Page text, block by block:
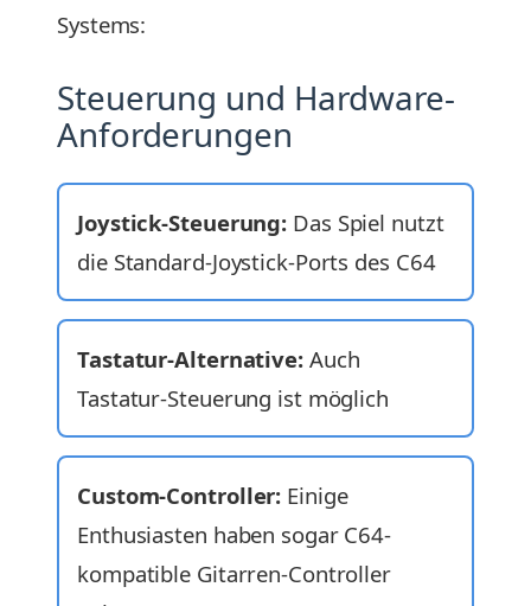
Systems:
Steuerung und Hardware-
Anforderungen
Joystick-Steuerung: Das Spiel nutzt
die Standard-Joystick-Ports des C64
Tastatur-Alternative:Auch
Tastatur-Steuerung ist möglich
Custom-Controller: Einige
Enthusiasten haben sogar C64-
kompatible Gitarren-Controller